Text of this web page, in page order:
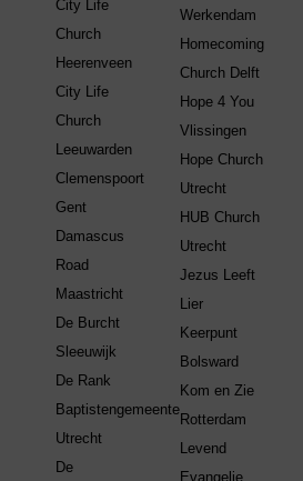
City Life
Church
Heerenveen
City Life
Church
Leeuwarden
Clemenspoort
Gent
Damascus
Road
Maastricht
De Burcht
Sleeuwijk
De Rank
Baptistengemeente
Utrecht
De
Werkendam
Homecoming
Church Delft
Hope 4 You
Vlissingen
Hope Church
Utrecht
HUB Church
Utrecht
Jezus Leeft
Lier
Keerpunt
Bolsward
Kom en Zie
Rotterdam
Levend
Evangelie